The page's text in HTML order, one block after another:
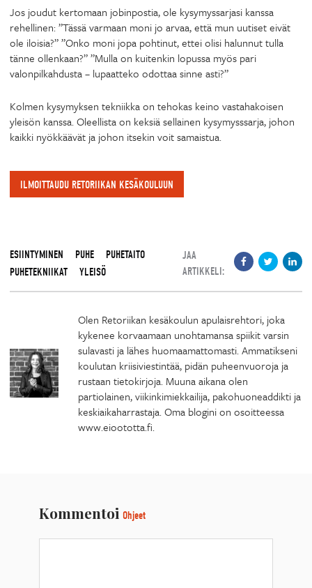
Jos joudut kertomaan jobinpostia, ole kysymyssarjasi kanssa
rehellinen: ”Tässä varmaan moni jo arvaa, että mun uutiset eivät
ole iloisia?” ”Onko moni jopa pohtinut, ettei olisi halunnut tulla
tänne ollenkaan?” ”Mulla on kuitenkin lopussa myös pari
valonpilkahdusta – lupaatteko odottaa sinne asti?”
Kolmen kysymyksen tekniikka on tehokas keino vastahakoisen
yleisön kanssa. Oleellista on keksiä sellainen kysymysssarja, johon
kaikki nyökkäävät ja johon itsekin voit samaistua.
ILMOITTAUDU RETORIIKAN KESÄKOULUUN
ESIINTYMINEN PUHE
PUHETAITO
PUHETEKNIIKAT
YLEISÖ
JAA
ARTIKKELI:
Olen Retoriikan kesäkoulun apulaisrehtori, joka
kykenee korvaamaan unohtamansa spiikit varsin
sulavasti ja lähes huomaamattomasti. Ammatikseni
koulutan kriisiviestintää, pidän puheenvuoroja ja
rustaan tietokirjoja. Muuna aikana olen
partiolainen, viikinkimiekkailija, pakohuoneaddikti ja
keskiaikaharrastaja. Oma blogini on osoitteessa
www.eioototta.fi.
Kommentoi Ohjeet